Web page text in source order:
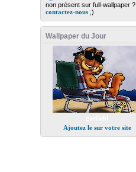
non présent sur full-wallpaper ?
contactez-nous;)
Wallpaper du Jour
Ajoutez le sur votre site